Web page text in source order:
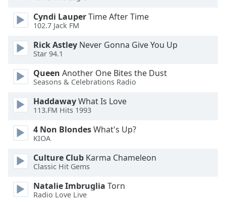
Text
Background
Area
Background
Cyndi LauperTime After Time
102.7 Jack FM
Rick Astley Never Gonna Give You Up
Star 94.1
Queen Another One Bites the Dust
Seasons & Celebrations Radio
HaddawayWhat Is Love
113.FM Hits 1993
4 Non BlondesWhat's Up?
KIOA
Culture Club Karma Chameleon
Classic Hit Gems
Natalie Imbruglia Torn
Radio Love Live